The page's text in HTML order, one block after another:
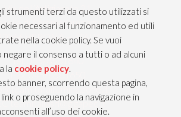
Via dell’Artigianato 21
di Sommacampagna
VERONA — ITALY
Tel 045/8581640
Fax 045/8581650
teamitaliasrl@gigapec.it
strumenti terzi da questo utilizzati si
necessari al funzionamento ed utili
nella cookie policy. Se vuoi
negare il consenso a tutti o ad alcuni
la cookie policy.
banner, scorrendo questa pagina,
o proseguendo la navigazione in
all’uso dei cookie.